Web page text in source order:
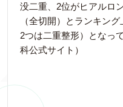
没二重、2位がヒアルロ
（全切開）とランキン
2つは二重整形）となっ
科公式サイト）